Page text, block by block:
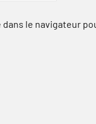
le navigateur